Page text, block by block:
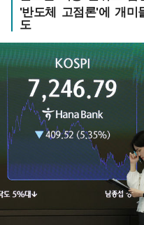
'반도체 고점론'에 개
도